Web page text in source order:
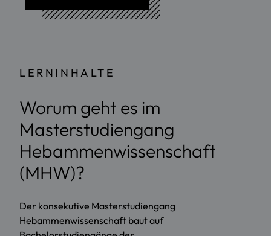
LERNINHALTE
Worum geht es im
Masterstudiengang
Hebammenwissenschaft
(MHW)?
Der konsekutive Masterstudiengang
Hebammenwissenschaft baut auf